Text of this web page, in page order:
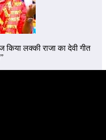
किया लक्की राजा का देवी गीत